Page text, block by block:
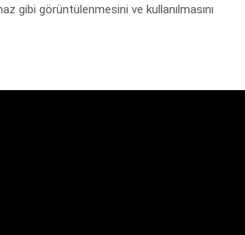
gibi görüntülenmesini ve kullanılmasını